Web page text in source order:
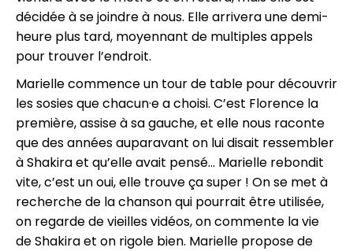
décidée à se joindre à nous. Elle arrivera une demi-
heure plus tard, moyennant de multiples appels
pour trouver l’endroit.
Marielle commence un tour de table pour découvrir
les sosies que chacun·e a choisi. C’est Florence la
première, assise à sa gauche, et elle nous raconte
que des années auparavant on lui disait ressembler
à Shakira et qu’elle avait pensé... Marielle rebondit
vite, c’est un oui, elle trouve ça super ! On se met à
recherche de la chanson qui pourrait être utilisée,
on regarde de vieilles vidéos, on commente la vie
de Shakira et on rigole bien. Marielle propose de